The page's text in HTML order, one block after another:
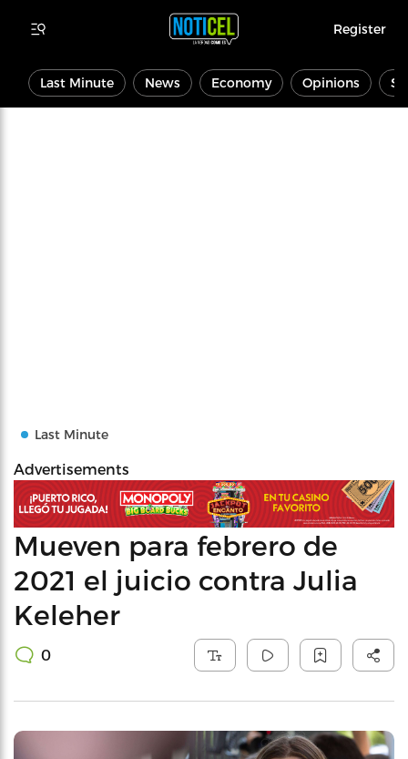
Register
Last Minute News Economy Opinions
Last Minute
Advertisements
Mueven para febrero de
2021 el juicio contra Julia
Keleher
0